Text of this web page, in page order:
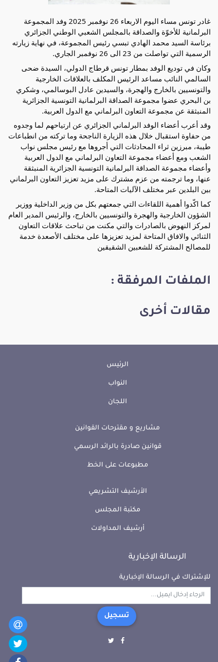
غادر تونس مساء اليوم الاربعاء 26 نوفمبر 2025 وفد المجموعة
البرلمانية للأخوّة والصداقة بالمجلس الشعبي الوطني الجزائري
برئاسة السيد محمد الهادي تبسي رئيس المجموعة، في نهاية زيارته
الرسمية التي تواصلت من 23 الى 26 نوفمبر الجاري.
وكان في توديع الوفد بمطار تونس قرطاج الدولي، السيدة ضحى
السالمي النائب مساعد الرئيس المكلف بالعلاقات الخارجية
والتونسيين بالخارج والهجرة، والسيدين عادل البوسالمي، وشكري
بن البحري عضوا مجموعة الصداقة البرلمانية التونسية الجزائرية
المنبثقة عن مجموعة التعاون البرلماني مع الدول العربية.
وقد أعرب أعضاء الوفد البرلماني الجزائري عن ارتياحهم لما وجدوه
من حفاوة استقبال خلال هذه الزيارة الناجحة وما تركته من انطباعات
طيبة، مبرزين ثراء المحادثات التي أجروها مع رئيس مجلس نواب
الشعب ومع أعضاء مجموعة التعاون البرلماني مع الدول العربية
وأعضاء مجموعة الصداقة البرلمانية التونسية الجزائرية المنبثقة
عنها، وما ترجمته من عزم مشترك على مزيد تعزيز التعاون البرلماني
بين البلدين عبر مختلف الآليات المتاحة.
كما اكّدوا أهمية اللقاءات التي جمعتهم بكل من وزير الداخلية ووزير
الشؤون الخارجية والهجرة والتونسيين بالخارج، والرئيس المدير العام
لمركز النهوض بالصادرات والتي مكنت من تباحث علاقات التعاون
الثنائي والافاق المتاحة لمزيد تعزيزها على مختلف الأصعدة خدمة
للمصالح المشتركة للشعبين الشقيقين
الملفات المرفقة :
مقالات أخرى
الرئيس
النواب
اللجان
مشاريع و مقترحات القوانين
قوانين صادرة بالرائد الرسمي
مطبوعات على الخط
الأرشيف التشريعي
مكتبة المجلس
أرشيف المداولات
الرسالة الإخبارية
للإشتراك في الرسالة الإخبارية
تسجيل